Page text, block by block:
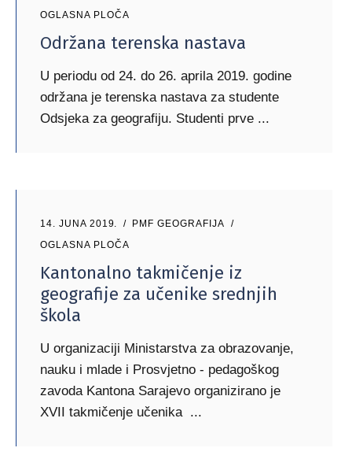
OGLASNA PLOČA
Održana terenska nastava
U periodu od 24. do 26. aprila 2019. godine
održana je terenska nastava za studente
Odsjeka za geografiju. Studenti prve
14. JUNA 2019.
PMF GEOGRAFIJA
OGLASNA PLOČA
Kantonalno takmičenje iz
geografije za učenike srednjih
škola
U organizaciji Ministarstva za obrazovanje,
nauku i mlade i Prosvjetno - pedagoškog
zavoda Kantona Sarajevo organizirano je
XVII takmičenje učenika